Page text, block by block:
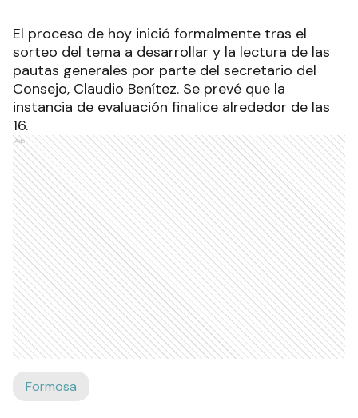
El proceso de hoy inició formalmente tras el
sorteo del tema a desarrollar y la lectura de las
pautas generales por parte del secretario del
Consejo, Claudio Benítez. Se prevé que la
instancia de evaluación finalice alrededor de las
16.
Ads
Formosa